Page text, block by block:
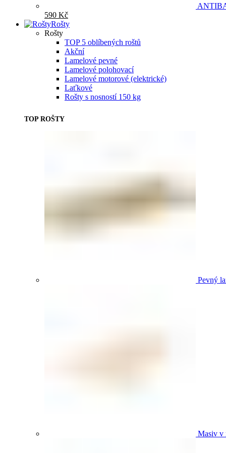
590 Kč
Rošty
Rošty
TOP 5 oblíbených roštů
Akční
Lamelové pevné
Lamelové polohovací
Lamelové motorové (elektrické)
Laťkové
Rošty s nosností 150 kg
TOP ROŠTY
Pevný
Masiv v